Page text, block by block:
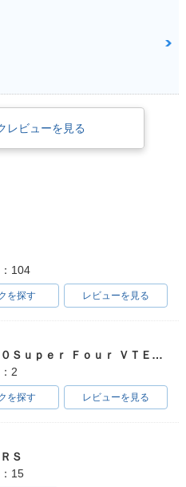
レビューを見る
104
を探す レビューを見る
ＣＢ４００Ｓｕｐｅｒ Ｆｏｕｒ ＶＴＥＣ ＳＰＥＣ３
2
を探す レビューを見る
Ｓ
15